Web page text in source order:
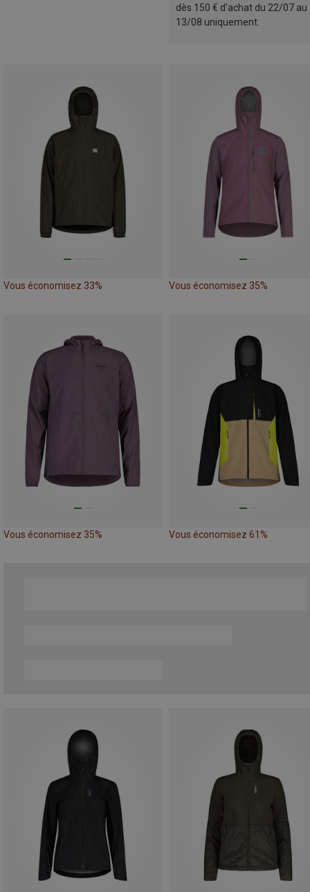
dès 150 € d'achat du 22/07 au
13/08 uniquement.
Vous économisez 33% Vous économisez 35%
Vous économisez 35% Vous économisez 61%